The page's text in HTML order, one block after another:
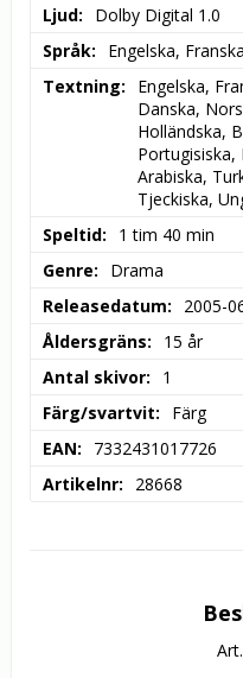
Ljud
Dolby Digital 1.0
Språk
Engelska,
Textning
Engelska,
Danska,
Holländska,
Portugisiska,
Arabiska,
Tjeckiska,
Speltid
1 tim 40 min
Genre
Drama
Releasedatum
2005-
Åldersgräns
15 år
Antal skivor
1
Färg/svartvit
Färg
EAN
7332431017726
Artikelnr
28668